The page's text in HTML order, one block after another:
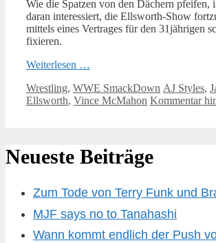
Wie die Spatzen von den Dächern pfeifen,
daran interessiert, die Ellsworth-Show
mittels eines Vertrages für den 31jährigen
fixieren.
Weiterlesen …
Kategorien
Wrestling, WWE SmackDown AJ Styles,
Ellsworth, Vince McMahon Kommentar
Neueste Beiträge
Zum Tode von Terry Funk und
MJF says no to Tanahashi
Wann kommt endlich der Push